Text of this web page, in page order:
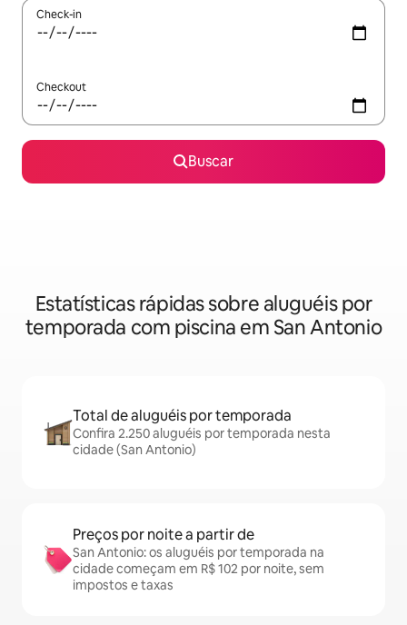
Check-in
Checkout
Buscar
Estatísticas rápidas sobre aluguéis por
temporada com piscina em San Antonio
Total de aluguéis por temporada
Confira 2.250 aluguéis por temporada nesta
cidade (San Antonio)
Preços por noite a partir de
San Antonio: os aluguéis por temporada na
cidade começam em R$ 102 por noite, sem
impostos e taxas